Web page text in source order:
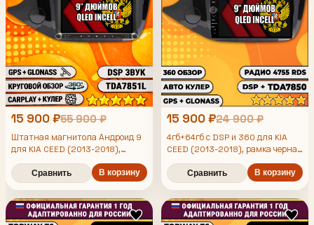
15 900 ₽55 900 ₽
Штатная магнитола Андроид 9
для KIA CEED (2013-2018),
рамка черная глянцевая, 4/64гб,
DSP, 360 обзор, беспроводной
CarPlay и Android Auto, GPS и
ГЛОНАСС
Сравнить В корзину
15 900 ₽24 900 ₽
4гб+64гб с DSP и 360 для KIA
CEED (2013-2018), рамка черная
глянцевая, Android магнитола с
DSP и усилителем TDA7850
Сравнить В корзину